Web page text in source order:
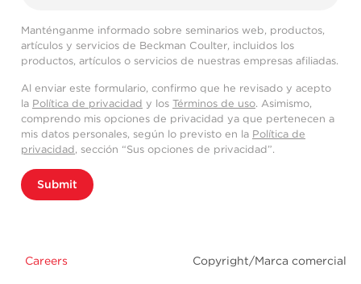
Manténganme informado sobre seminarios web, productos,
artículos y servicios de Beckman Coulter, incluidos los
productos, artículos o servicios de nuestras empresas afiliadas.
Al enviar este formulario, confirmo que he revisado y acepto
la Política de privacidad y los Términos de uso. Asimismo,
comprendo mis opciones de privacidad ya que pertenecen a
mis datos personales, según lo previsto en la Política de
privacidad, sección “Sus opciones de privacidad”.
Submit
Careers Copyright/Marca comercial